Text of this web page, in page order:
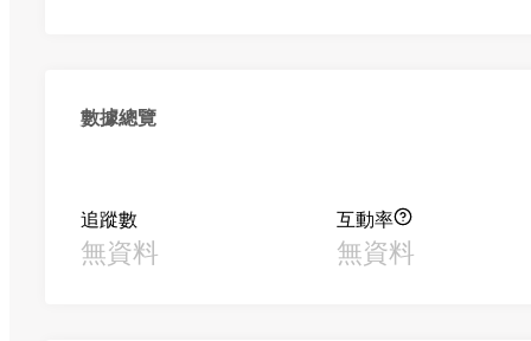
數據總覽
追蹤數
無資料
互動率
無資料